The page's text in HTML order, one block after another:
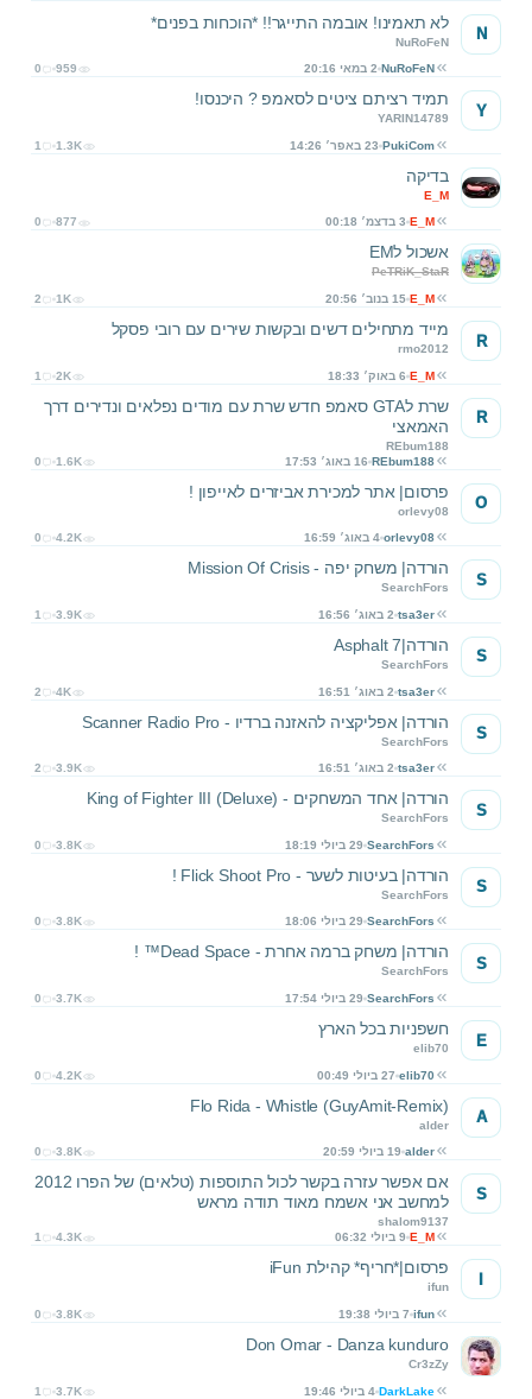
לא תאמינו! אובמה התייגר!! *הוכחות בפנים*
NuRoFeN
NuRoFeN 2 במאי 20:16 0 959
N
תמיד רציתם ציטים לסאמפ ? היכנסו!
YARIN14789
PukiCom 23 באפר׳ 14:26 1 1.3K
Y
בדיקה
E_M
E_M 3 בדצמ׳ 00:18 0 877
אשכול לEM
PeTRiK_StaR
E_M 15 בנוב׳ 20:56 2 1K
מייד מתחילים דשים ובקשות שירים עם רובי פסקל
rmo2012
E_M 6 באוק׳ 18:33 1 2K
R
שרת לGTA סאמפ חדש שרת עם מודים נפלאים ונדירים דרך
האמאצי
REbum188
REbum188 16 באוג׳ 17:53 0 1.6K
R
פרסום| אתר למכירת אביזרים לאייפון !
orlevy08
orlevy08 4 באוג׳ 16:59 0 4.2K
O
הורדה| משחק יפה - Mission Of Crisis
SearchFors
tsa3er 2 באוג׳ 16:56 1 3.9K
S
הורדה|Asphalt 7
SearchFors
tsa3er 2 באוג׳ 16:51 2 4K
S
הורדה| אפליקציה להאזנה ברדיו - Scanner Radio Pro
SearchFors
tsa3er 2 באוג׳ 16:51 2 3.9K
S
הורדה| אחד המשחקים - King of Fighter III (Deluxe)
SearchFors
SearchFors 29 ביולי 18:19 0 3.8K
S
הורדה| בעיטות לשער - Flick Shoot Pro !
SearchFors
SearchFors 29 ביולי 18:06 0 3.8K
S
הורדה| משחק ברמה אחרת - Dead Space™ !
SearchFors
SearchFors 29 ביולי 17:54 0 3.7K
S
חשפניות בכל הארץ
elib70
elib70 27 ביולי 00:49 0 4.2K
E
Flo Rida - Whistle (GuyAmit-Remix)
alder
alder 19 ביולי 20:59 0 3.8K
A
אם אפשר עזרה בקשר לכול התוספות (טלאים) של הפרו 2012
למחשב אני אשמח מאוד תודה מראש
shalom9137
E_M 9 ביולי 06:32 1 4.3K
S
פרסום|*חריף* קהילת iFun
ifun
ifun 7 ביולי 19:38 0 3.8K
Don Omar - Danza kunduro
Cr3zZy
DarkLake 4 ביולי 19:46 1 3.7K